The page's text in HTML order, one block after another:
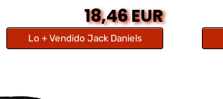
18,46 EUR
Lo + Vendido Jack Daniels